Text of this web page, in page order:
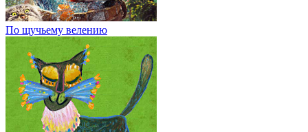
По щучьему велению